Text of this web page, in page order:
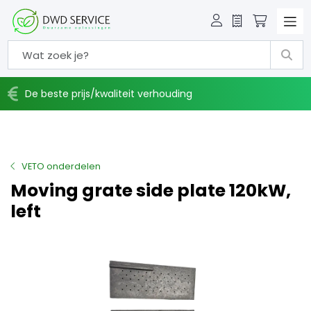
Offerte
De beste prijs/kwaliteit verhouding
VETO onderdelen
Moving grate side plate 120kW,
left